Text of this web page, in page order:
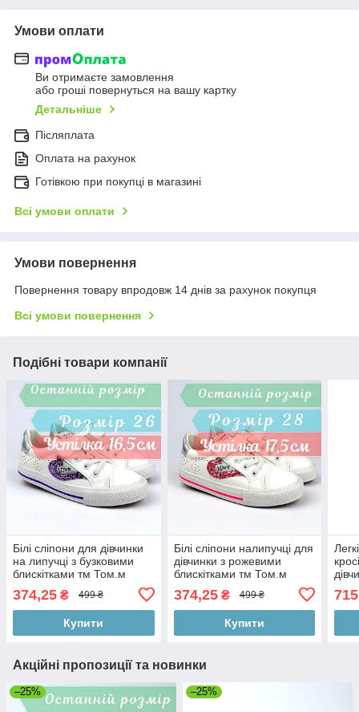
Умови оплати
Ви отримаєте замовлення
або гроші повернуться на вашу картку
Детальніше
Післяплата
Оплата на рахунок
Готівкою при покупці в магазині
Всі умови оплати
Умови повернення
Повернення товару впродовж 14 днів за рахунок покупця
Всі умови повернення
Подібні товари компанії
Білі сліпони для дівчинки
на липучці з бузковими
блискітками тм Том.м
розмір 26 - устілка 16,5 см
374,25 ₴ 499 ₴
Купити
Білі сліпони налипучці для
дівчинки з рожевими
блискітками тм Том.м
розмір 28 - устілка 17,5 см
374,25₴ 499 ₴
Купити
Акційні пропозиції та новинки
–25% –25%